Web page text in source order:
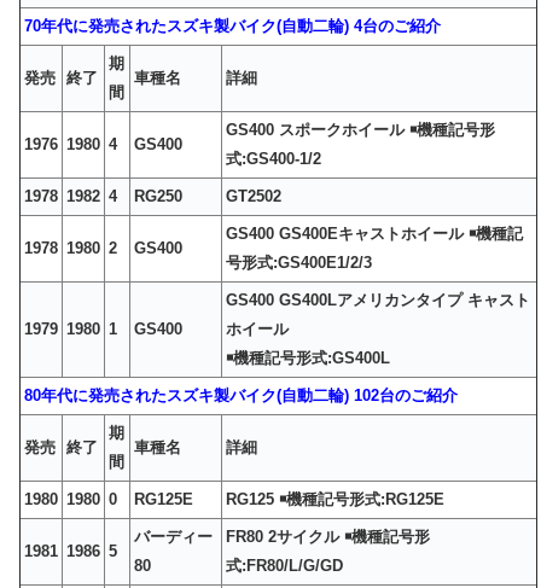
70年代に発売されたスズキ製バイク(自動二輪) 4台のご紹介
発売 終了
期
間
車種名 詳細
1976 1980 4 GS400
GS400 スポークホイール ￭機種記号形
式:GS400-1/2
1978 1982 4 RG250 GT2502
1978 1980 2 GS400
GS400 GS400Eキャストホイール ￭機種記
号形式:GS400E1/2/3
1979 1980 1 GS400
GS400 GS400Lアメリカンタイプ キャスト
ホイール
￭機種記号形式:GS400L
80年代に発売されたスズキ製バイク(自動二輪) 102台のご紹介
発売 終了
期
間
車種名 詳細
1980 1980 0 RG125E RG125 ￭機種記号形式:RG125E
1981 1986 5
バーディー
80
FR80 2サイクル ￭機種記号形
式:FR80/L/G/GD